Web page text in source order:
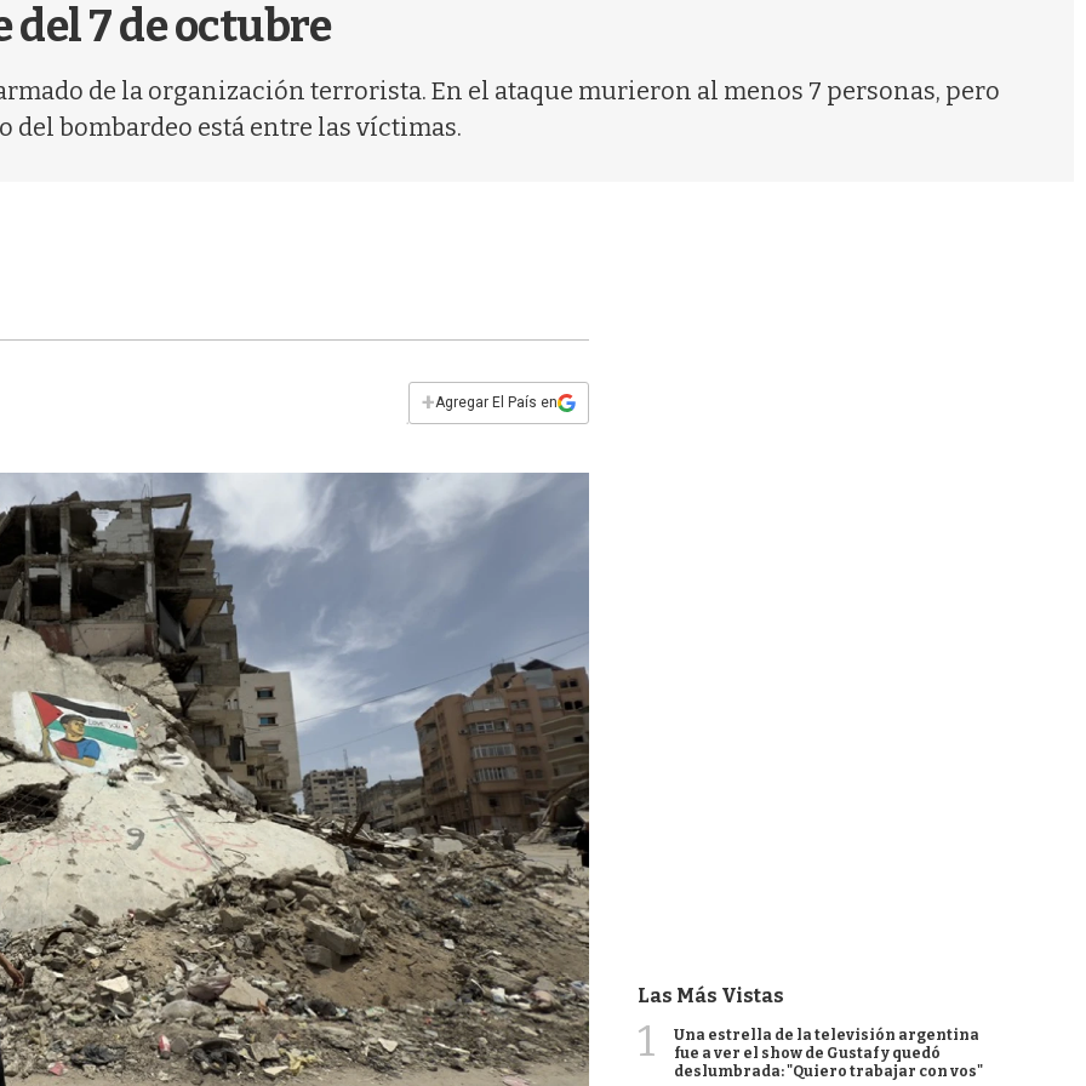
del 7 de octubre
de la organización terrorista. En el ataque murieron al menos 7 personas, pero
bombardeo está entre las víctimas.
+Agregar El País en
Las Más Vistas
1
Una estrella de la televisión argentina
fue a ver el show de Gustaf y quedó
deslumbrada: "Quiero trabajar con vos"